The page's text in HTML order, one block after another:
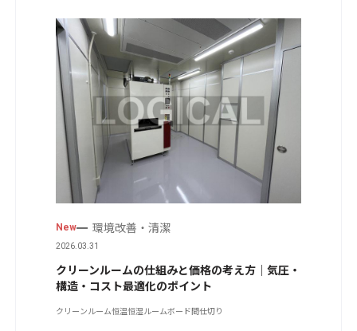
New 環境改善・清潔
2026.03.31
クリーンルームの仕組みと価格の考え方｜気圧・
構造・コスト最適化のポイント
クリーンルーム恒温恒湿ルームボード間仕切り